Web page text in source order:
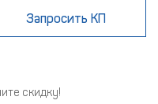
Запросить КП
скидку!